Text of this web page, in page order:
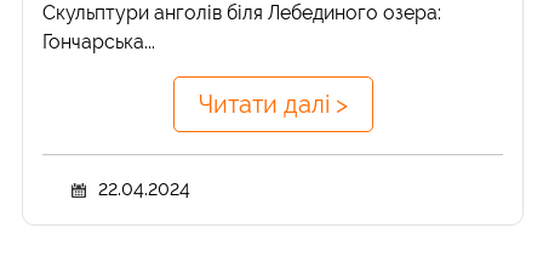
Скульптури анголів біля Лебединого озера:
Гончарська...
Читати далі >
22.04.2024